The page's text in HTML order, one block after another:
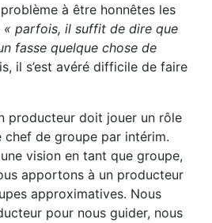
à être honnêtes les
« parfois, il suffit de dire que
fasse quelque chose de
il s’est avéré difficile de faire
producteur doit jouer un rôle
de groupe par intérim.
vision en tant que groupe,
apportons à un producteur
approximatives. Nous
pour nous guider, nous